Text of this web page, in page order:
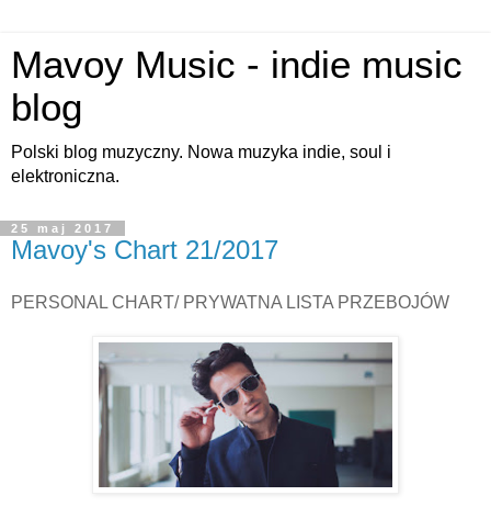
Mavoy Music - indie music
blog
Polski blog muzyczny. Nowa muzyka indie, soul i
elektroniczna.
25 maj 2017
Mavoy's Chart 21/2017
PERSONAL CHART/ PRYWATNA LISTA PRZEBOJÓW